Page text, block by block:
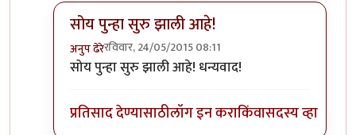
सोय पुन्हा सुरु झाली आहे!
अनुप ढेरेरविवार, 24/05/2015 08:11
In reply to+१byअनुप कुलकर्णी
सोय पुन्हा सुरु झाली आहे! धन्यवाद!
प्रतिसाद देण्यासाठीलॉग इन कराकिंवासदस्य व्हा